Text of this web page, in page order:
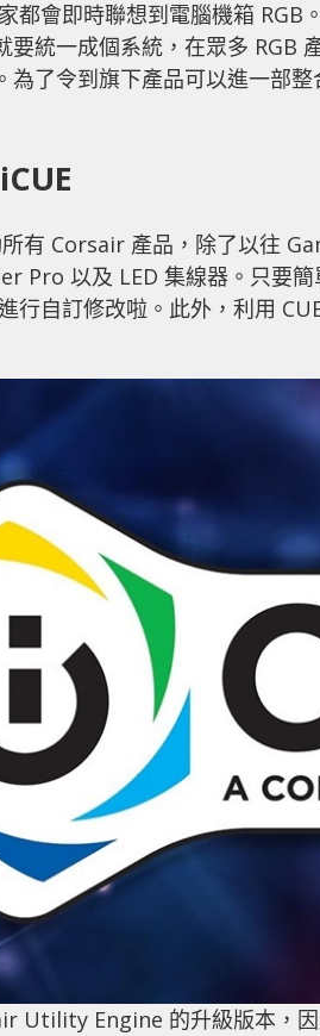
都會即時聯想到電腦機箱 RGB
要統一成個系統，在眾多 RGB
為了令到旗下產品可以進一部
有 Corsair 產品，除了以往
Pro 以及 LED 集線器。只要
行自訂修改啦。此外，利用
Utility Engine 的升級版本，